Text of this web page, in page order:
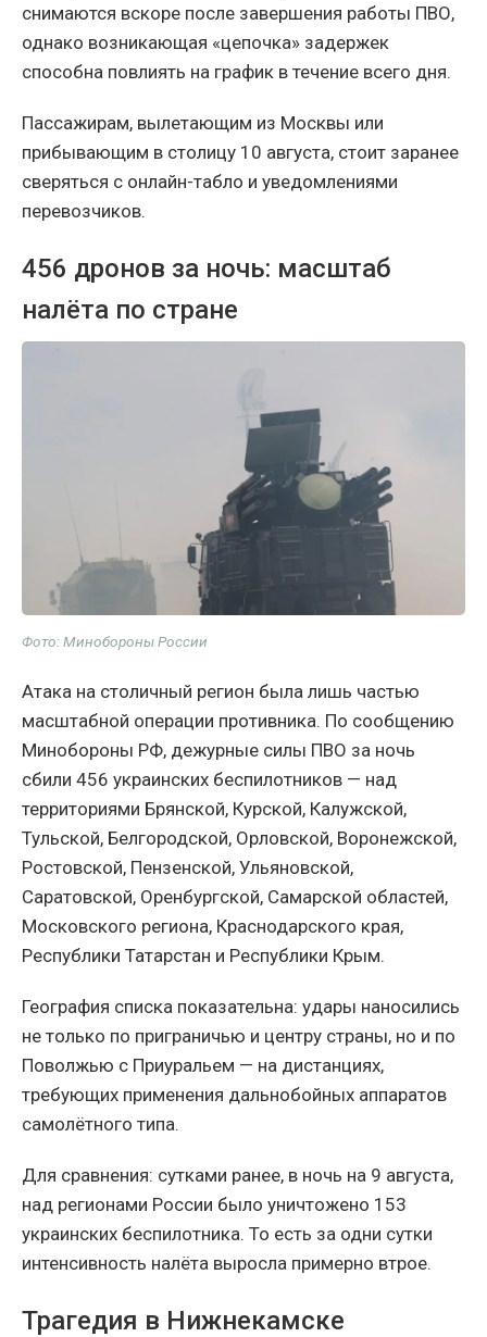
снимаются вскоре после завершения работы ПВО,
однако возникающая «цепочка» задержек
способна повлиять на график в течение всего дня.
Пассажирам, вылетающим из Москвы или
прибывающим в столицу 10 августа, стоит заранее
сверяться с онлайн-табло и уведомлениями
перевозчиков.
456 дронов за ночь: масштаб
налёта по стране
Фото: Минобороны России
Атака на столичный регион была лишь частью
масштабной операции противника. По сообщению
Минобороны РФ, дежурные силы ПВО за ночь
сбили 456 украинских беспилотников — над
территориями Брянской, Курской, Калужской,
Тульской, Белгородской, Орловской, Воронежской,
Ростовской, Пензенской, Ульяновской,
Саратовской, Оренбургской, Самарской областей,
Московского региона, Краснодарского края,
Республики Татарстан и Республики Крым.
География списка показательна: удары наносились
не только по приграничью и центру страны, но и по
Поволжью с Приуральем — на дистанциях,
требующих применения дальнобойных аппаратов
самолётного типа.
Для сравнения: сутками ранее, в ночь на 9 августа,
над регионами России было уничтожено 153
украинских беспилотника. То есть за одни сутки
интенсивность налёта выросла примерно втрое.
Трагедия в Нижнекамске